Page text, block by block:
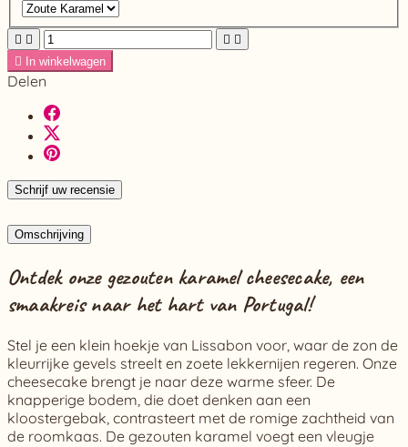
   

In winkelwagen
Delen
Schrijf uw recensie
Omschrijving
Ontdek onze gezouten karamel cheesecake, een
smaakreis naar het hart van Portugal!
Stel je een klein hoekje van Lissabon voor, waar de zon de
kleurrijke gevels streelt en zoete lekkernijen regeren. Onze
cheesecake brengt je naar deze warme sfeer. De
knapperige bodem, die doet denken aan een
kloostergebak, contrasteert met de romige zachtheid van
de roomkaas. De gezouten karamel voegt een vleugje